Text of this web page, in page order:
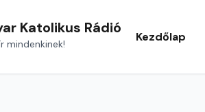
Katolikus Rádió
mindenkinek! Kezdőlap